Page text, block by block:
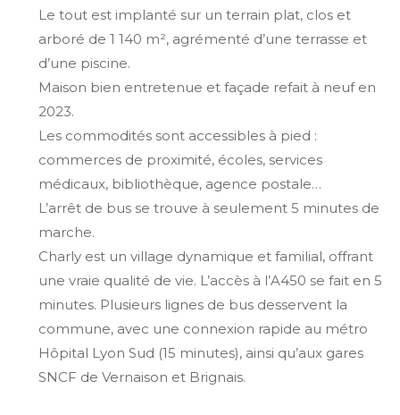
Le tout est implanté sur un terrain plat, clos et
arboré de 1 140 m², agrémenté d’une terrasse et
d’une piscine.
Maison bien entretenue et façade refait à neuf en
2023.
Les commodités sont accessibles à pied :
commerces de proximité, écoles, services
médicaux, bibliothèque, agence postale…
L’arrêt de bus se trouve à seulement 5 minutes de
marche.
Charly est un village dynamique et familial, offrant
une vraie qualité de vie. L’accès à l’A450 se fait en 5
minutes. Plusieurs lignes de bus desservent la
commune, avec une connexion rapide au métro
Hôpital Lyon Sud (15 minutes), ainsi qu’aux gares
SNCF de Vernaison et Brignais.